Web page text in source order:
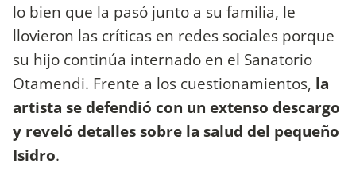
lo bien que la pasó junto a su familia, le
llovieron las críticas en redes sociales porque
su hijo continúa internado en el Sanatorio
Otamendi. Frente a los cuestionamientos, la
artista se defendió con un extenso descargo
y reveló detalles sobre la salud del pequeño
Isidro.